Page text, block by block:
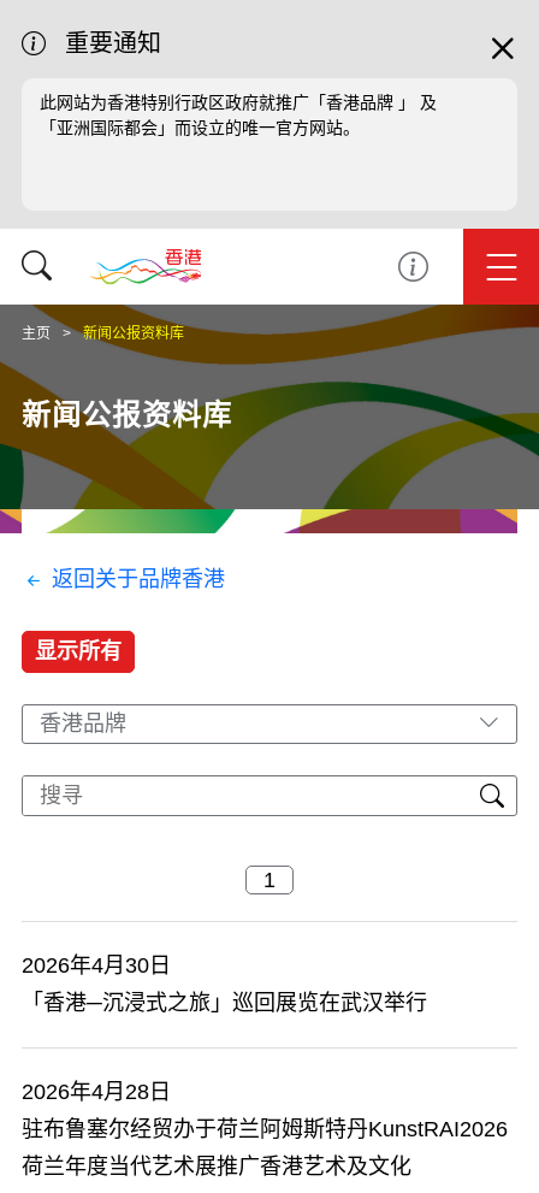
重要通知
此网站为香港特别行政区政府就推广「香港品牌 」 及
「亚洲国际都会」而设立的唯一官方网站。
主页 新闻公报资料库
新闻公报资料库
返回关于品牌香港
显示所有
香港品牌
2026年4月30日
「香港─沉浸式之旅」巡回展览在武汉举行
2026年4月28日
驻布鲁塞尔经贸办于荷兰阿姆斯特丹KunstRAI2026
荷兰年度当代艺术展推广香港艺术及文化